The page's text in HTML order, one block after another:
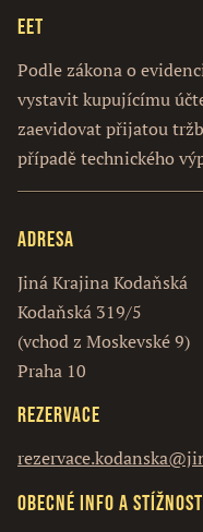
EET
Podle zákona o
vystavit kupujícímu
zaevidovat přijatou
případě technického
Adresa
Jiná Krajina Kodaňská
Kodaňská 319/5
(vchod z Moskevské 9)
Praha 10
Rezervace
Obecné info a